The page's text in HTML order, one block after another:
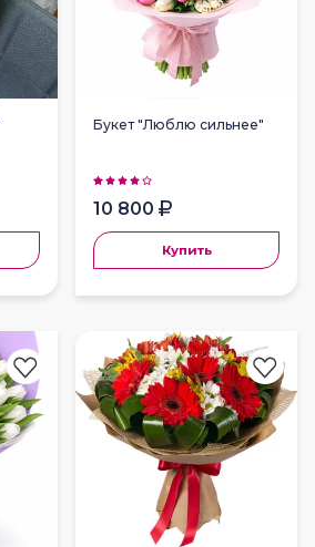
Букет "Люблю сильнее"
10 800
Купить